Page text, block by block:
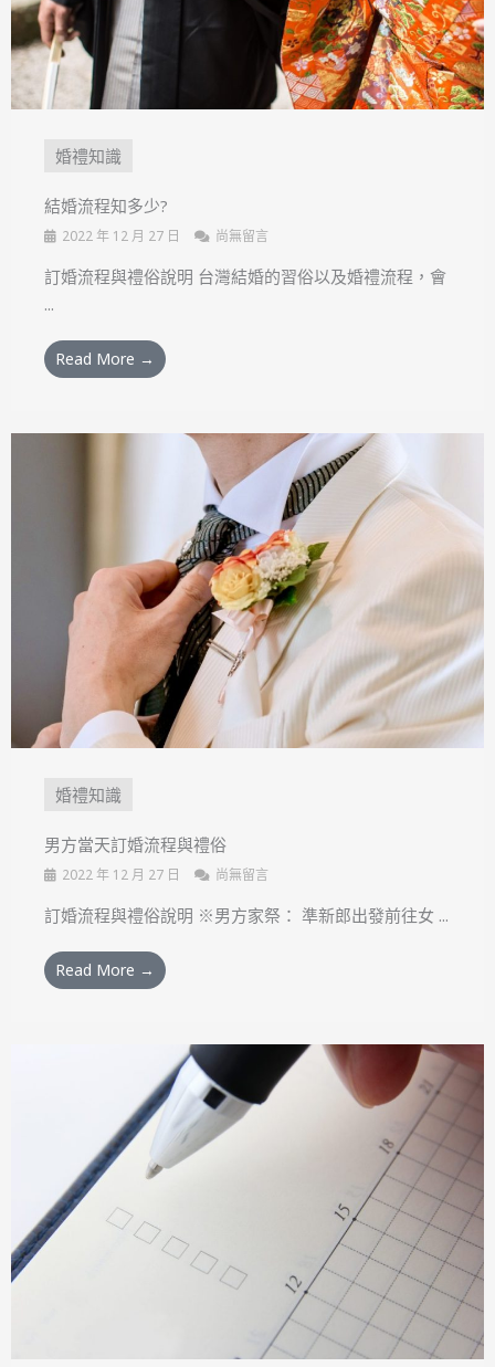
婚禮知識
結婚流程知多少?
2022 年 12 月 27 日 尚無留言
訂婚流程與禮俗說明 台灣結婚的習俗以及婚禮流程，會
...
Read More →
婚禮知識
男方當天訂婚流程與禮俗
2022 年 12 月 27 日 尚無留言
訂婚流程與禮俗說明 ※男方家祭： 準新郎出發前往女 ...
Read More →